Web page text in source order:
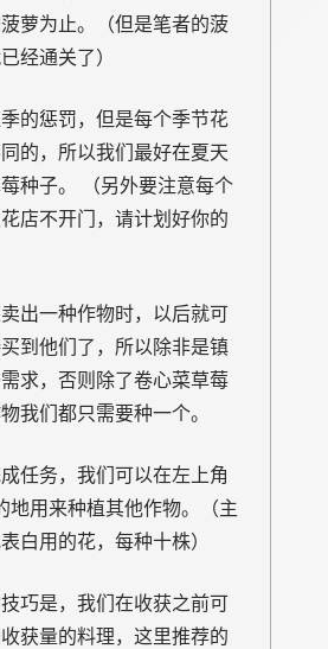
萝为止。（但是笔者的菠
经通关了）
的惩罚，但是每个季节花
的，所以我们最好在夏天
种子。 （另外要注意每个
店不开门，请计划好你的
出一种作物时，以后就可
到他们了，所以除非是镇
求，否则除了卷心菜草莓
我们都只需要种一个。
任务，我们可以在左上角
地用来种植其他作物。（主
白用的花，每种十株）
巧是，我们在收获之前可
获量的料理，这里推荐的